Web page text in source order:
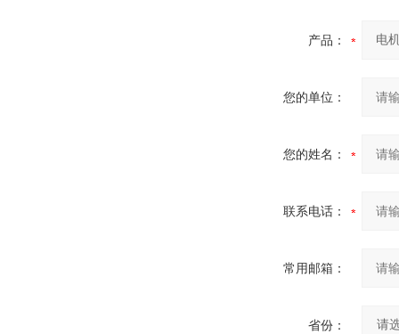
产品：
您的单位：
您的姓名：
联系电话：
常用邮箱：
省份：